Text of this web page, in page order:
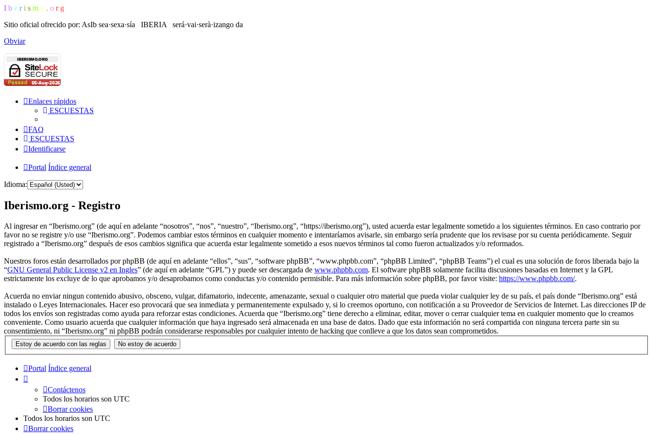
I b e r i s m o . o r g
Sitio oficial ofrecido por: AsIb sea·sexa·sía IBERIA será·vai·serà·izango da
Obviar
Enlaces rápidos
ESCUESTAS
FAQ
ESCUESTAS
Identificarse
Portal Índice general
Idioma:
Iberismo.org - Registro
Al ingresar en “Iberismo.org” (de aquí en adelante “nosotros”, “nos”, “nuestro”, “Iberismo.org”, “https://iberismo.org”), usted acuerda estar legalmente sometido a los siguientes términos. En caso contrario por
favor no se registre y/o use “Iberismo.org”. Podemos cambiar estos términos en cualquier momento e intentaríamos avisarle, sin embargo sería prudente que los revisase por su cuenta periódicamente. Seguir
registrado a “Iberismo.org” después de esos cambios significa que acuerda estar legalmente sometido a esos nuevos términos tal como fueron actualizados y/o reformados.
Nuestros foros están desarrollados por phpBB (de aquí en adelante “ellos”, “sus”, “software phpBB”, “www.phpbb.com”, “phpBB Limited”, “phpBB Teams”) el cual es una solución de foros liberada bajo la
“GNU General Public License v2 en Ingles” (de aquí en adelante “GPL”) y puede ser descargada de www.phpbb.com. El software phpBB solamente facilita discusiones basadas en Internet y la GPL
estrictamente los excluye de lo que aprobamos y/o desaprobamos como conductas y/o contenido permisible. Para más información sobre phpBB, por favor visite: https://www.phpbb.com/.
Acuerda no enviar ningun contenido abusivo, obsceno, vulgar, difamatorio, indecente, amenazante, sexual o cualquier otro material que pueda violar cualquier ley de su país, el país donde “Iberismo.org” está
instalado o Leyes Internacionales. Hacer eso provocará que sea inmediata y permanentemente expulsado y, si lo creemos oportuno, con notificación a su Proveedor de Servicios de Internet. Las direcciones IP de
todos los envíos son registradas como ayuda para reforzar estas condiciones. Acuerda que “Iberismo.org” tiene derecho a eliminar, editar, mover o cerrar cualquier tema en cualquier momento que lo creamos
conveniente. Como usuario acuerda que cualquier información que haya ingresado será almacenada en una base de datos. Dado que esta información no será compartida con ninguna tercera parte sin su
consentimiento, ni “Iberismo.org” ni phpBB podrán considerarse responsables por cualquier intento de hacking que conlleve a que los datos sean comprometidos.
Portal Índice general
Contáctenos
Todos los horarios son UTC
Borrar cookies
Todos los horarios son UTC
Borrar cookies